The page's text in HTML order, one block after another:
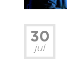
30
jul